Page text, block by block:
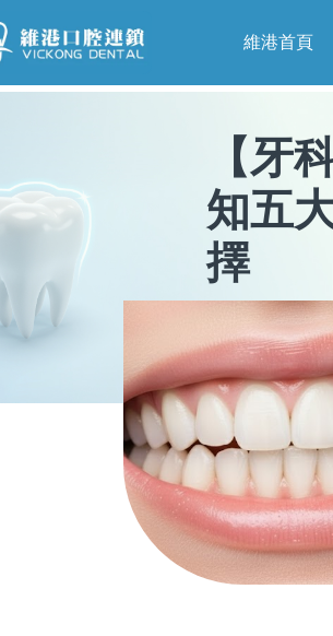
維港首頁
【牙
知五
擇